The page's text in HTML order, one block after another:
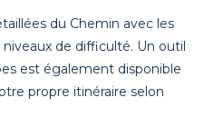
du Chemin avec les
de difficulté. Un outil
est également disponible
propre itinéraire selon